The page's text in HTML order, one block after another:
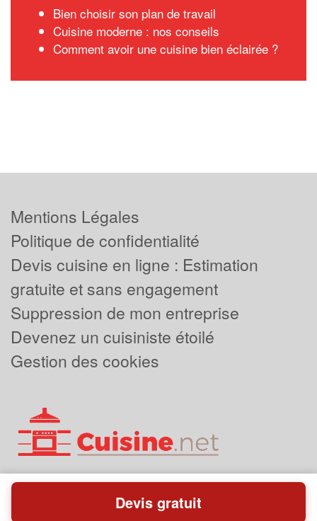
Bien choisir son plan de travail
Cuisine moderne : nos conseils
Comment avoir une cuisine bien éclairée ?
Mentions Légales
Politique de confidentialité
Devis cuisine en ligne : Estimation
gratuite et sans engagement
Suppression de mon entreprise
Devenez un cuisiniste étoilé
Gestion des cookies
Powered byPlus que pro
Devis gratuit